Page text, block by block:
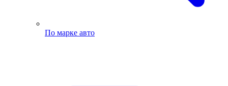
По марке авто